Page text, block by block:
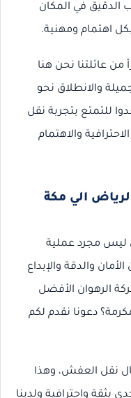
الدقيق في المكان
اهتمام ومهنية.
من عائلتنا نحن هنا
والانطلاق نحو
للتمتع بتجربة نقل
والاهتمام
الي مكة
ليس مجرد عملية
والدقة والإبداع
الرهوان الأفضل
دعونا نقدم لكم
نقل العفش، وهذا
بثقة واحترافية ولدينا